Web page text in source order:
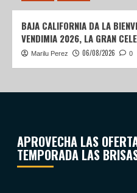
BAJA CALIFORNIA DA LA
VENDIMIA 2026, LA GRAN
Marilu Perez 06/08/2026 0
APROVECHA LAS
TEMPORADA LAS